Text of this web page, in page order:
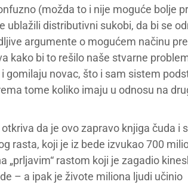
(možda to i nije moguće bolje
ublažili distributivni sukobi, da bi se
argumente o mogućem načinu
kako bi to rešilo naše stvarne
novac, što i sam sistem
tome koliko imaju u odnosu na
da je ovo zapravo knjiga čuda i
rasta, koji je iz bede izvukao 700
„prljavim“ rastom koji je zagadio
– a ipak je živote miliona ljudi učinio